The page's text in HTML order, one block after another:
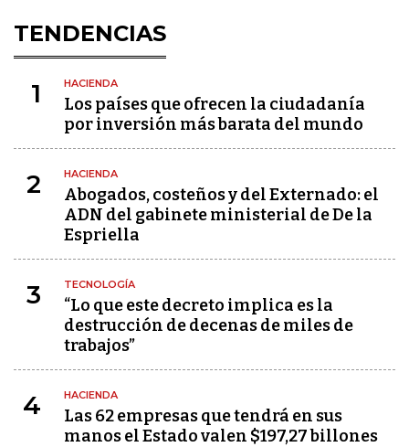
TENDENCIAS
1 HACIENDA
Los países que ofrecen la ciudadanía
por inversión más barata del mundo
2 HACIENDA
Abogados, costeños y del Externado: el
ADN del gabinete ministerial de De la
Espriella
3 TECNOLOGÍA
“Lo que este decreto implica es la
destrucción de decenas de miles de
trabajos”
4 HACIENDA
Las 62 empresas que tendrá en sus
manos el Estado valen $197,27 billones